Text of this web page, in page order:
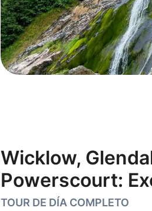
Wicklow,
Powerscourt:
TOUR DE DÍA COMPLETO